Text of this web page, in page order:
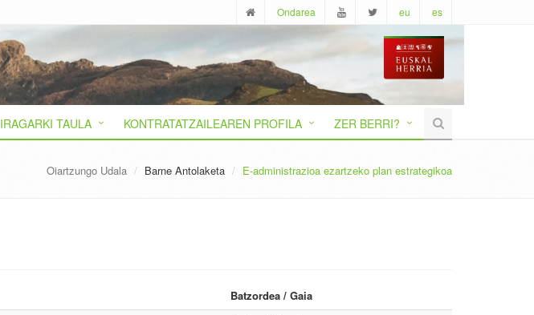
Ondarea eu es
IRAGARKI TAULA KONTRATATZAILEAREN PROFILA ZER BERRI?
Oiartzungo Udala Barne Antolaketa E-administrazioa ezartzeko plan estrategikoa
Batzordea / Gaia